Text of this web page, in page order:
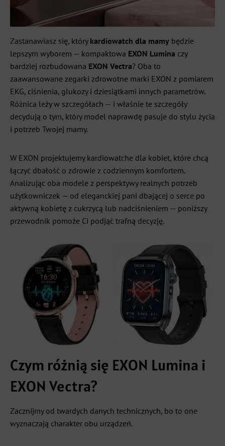
Zastanawiasz się, który kardiowatch dla mamy będzie
lepszym wyborem — kompaktowa EXON Lumina czy
bardziej rozbudowana EXON Vectra? Oba to
zaawansowane zegarki zdrowotne marki EXON z pomiarem
EKG, ciśnienia, glukozy i dziesiątkami innych parametrów.
Różnica leży w szczegółach — i właśnie te szczegóły
decydują o tym, który model naprawdę pasuje do stylu życia
i potrzeb Twojej mamy.
W EXON projektujemy kardiowatche dla kobiet, które chcą
łączyć dbałość o zdrowie z codziennym komfortem.
Analizując oba modele z perspektywy realnych potrzeb
użytkowniczek — od eleganckiej pani dbającej o serce po
aktywną kobietę z cukrzycą lub nadciśnieniem — poniższy
przewodnik pomoże Ci podjąć trafną decyzję.
Czym różnią się EXON Lumina i
EXON Vectra?
Zacznijmy od twardych danych technicznych, bo to one
wyznaczają charakter obu urządzeń.